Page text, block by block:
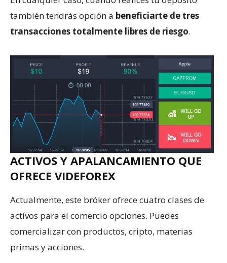
también tendrás opción a beneficiarte de tres
transacciones totalmente libres de riesgo.
ACTIVOS Y APALANCAMIENTO QUE
OFRECE VIDEFOREX
Actualmente, este bróker ofrece cuatro clases de
activos para el comercio opciones. Puedes
comercializar con productos, cripto, materias
primas y acciones.